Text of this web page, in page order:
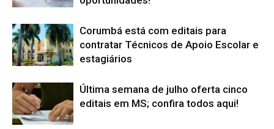
Corumbá está com editais para
contratar Técnicos de Apoio Escolar e
estagiários
Última semana de julho oferta cinco
editais em MS; confira todos aqui!